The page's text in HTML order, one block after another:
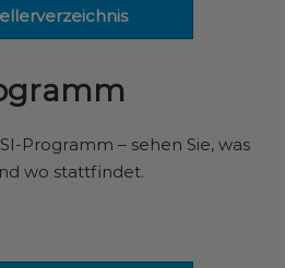
Programm – sehen Sie, was
wo stattfindet.